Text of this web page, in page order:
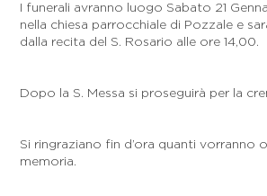
I funerali avranno luogo Sabato 21
nella chiesa parrocchiale di Pozzale e
dalla recita del S. Rosario alle ore 14,00.
Dopo la S. Messa si proseguirà per la
Si ringraziano fin d’ora quanti vorranno
memoria.